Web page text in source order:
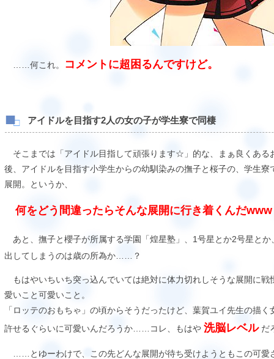
……何これ。 コメントに超困るんですけど。
アイドルを目指す2人の女の子が学生寮で同棲
そこまでは「アイドル目指して頑張ります☆」的な、まぁ良くある
後、アイドルを目指す小学生からの幼馴染みの撫子と桜子の、学生
展開。というか、
何をどう間違ったらそんな展開に行き着くんだwww
あと、撫子と櫻子が所属する学園「煌星塾」、1号星とか2号星と
出してしまうのは歳の所為か……？
もはやいちいち突っ込んでいては絶対に体力切れしそうな展開に戦
愛いこと可愛いこと。
「ロッテのおもちゃ」の頃からそうだったけど、葉賀ユイ先生の描
許せるぐらいに可愛いんだろうか……コレ、もはや 洗脳レベルだ
……とゆーわけで、この先どんな展開が待ち受けようともこの可愛